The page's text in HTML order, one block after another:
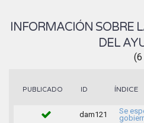
INFORMACIÓN SOBRE
DEL
PUBLICADO ID ÍNDICE
dam121
Se